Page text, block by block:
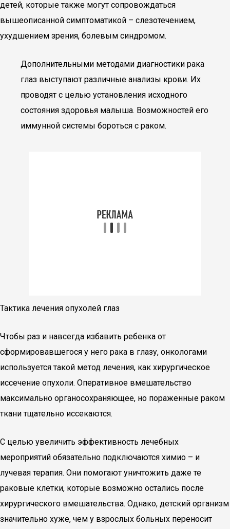
детей, которые также могут сопровождаться
вышеописанной симптоматикой – слезотечением,
ухудшением зрения, болевым синдромом.
Дополнительными методами диагностики рака
глаз выступают различные анализы крови. Их
проводят с целью установления исходного
состояния здоровья малыша. Возможностей его
иммунной системы бороться с раком.
Тактика лечения опухолей глаз
Чтобы раз и навсегда избавить ребенка от
сформировавшегося у него рака в глазу, онкологами
используется такой метод лечения, как хирургическое
иссечение опухоли. Оперативное вмешательство
максимально органосохраняющее, но пораженные раком
ткани тщательно иссекаются.
С целью увеличить эффективность лечебных
мероприятий обязательно подключаются химио – и
лучевая терапия. Они помогают уничтожить даже те
раковые клетки, которые возможно остались после
хирургического вмешательства. Однако, детский организм
значительно хуже, чем у взрослых больных переносит